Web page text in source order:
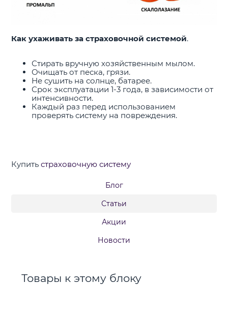
Как ухаживать за страховочной системой.
Стирать вручную хозяйственным мылом.
Очищать от песка, грязи.
Не сушить на солнце, батарее.
Срок эксплуатации 1-3 года, в зависимости от
интенсивности.
Каждый раз перед использованием
проверять систему на повреждения.
Купить страховочную систему
Блог
Статьи
Акции
Новости
Товары к этому блоку